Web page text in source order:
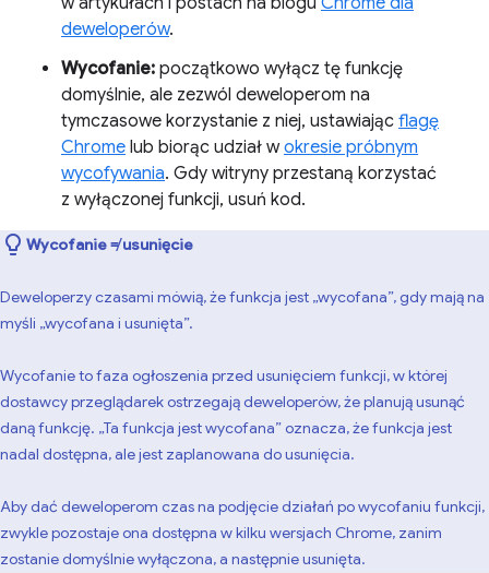
deweloperów.
Wycofanie: początkowo wyłącz tę funkcję
domyślnie, ale zezwól deweloperom na
tymczasowe korzystanie z niej, ustawiając flagę
Chrome lub biorąc udział wokresie próbnym
wycofywania. Gdy witryny przestaną korzystać
z wyłączonej funkcji, usuń kod.
Wycofanie ≠ usunięcie
Deweloperzy czasami mówią, że funkcja jest „wycofana”, gdy mają na
myśli „wycofana i usunięta”.
Wycofanie to faza ogłoszenia przed usunięciem funkcji, w której
dostawcy przeglądarek ostrzegają deweloperów, że planują usunąć
daną funkcję. „Ta funkcja jest wycofana” oznacza, że funkcja jest
nadal dostępna, ale jest zaplanowana do usunięcia.
Aby dać deweloperom czas na podjęcie działań po wycofaniu funkcji,
zwykle pozostaje ona dostępna w kilku wersjach Chrome, zanim
zostanie domyślnie wyłączona, a następnie usunięta.